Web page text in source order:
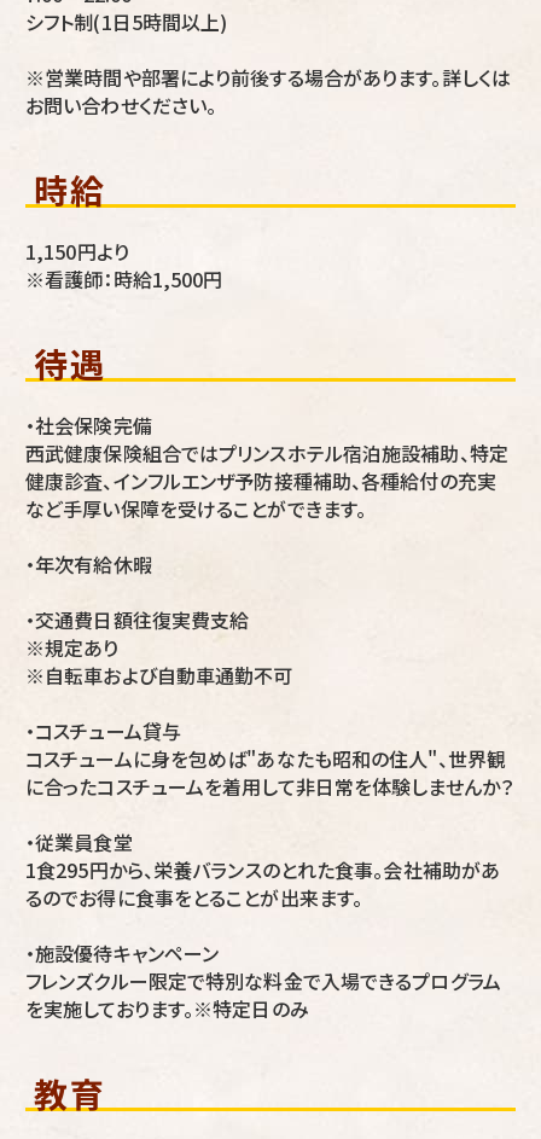
シフト制(1日5時間以上)
※営業時間や部署により前後する場合があります。詳しくは
お問い合わせください。
時給
1,150円より
※看護師：時給1,500円
待遇
・社会保険完備
西武健康保険組合ではプリンスホテル宿泊施設補助、特定
健康診査、インフルエンザ予防接種補助、各種給付の充実
など手厚い保障を受けることができます。
・年次有給休暇
・交通費日額往復実費支給
※規定あり
※自転車および自動車通勤不可
・コスチューム貸与
コスチュームに身を包めば"あなたも昭和の住人"、世界観
に合ったコスチュームを着用して非日常を体験しませんか？
・従業員食堂
1食295円から、栄養バランスのとれた食事。会社補助があ
るのでお得に食事をとることが出来ます。
・施設優待キャンペーン
フレンズクルー限定で特別な料金で入場できるプログラム
を実施しております。※特定日のみ
教育